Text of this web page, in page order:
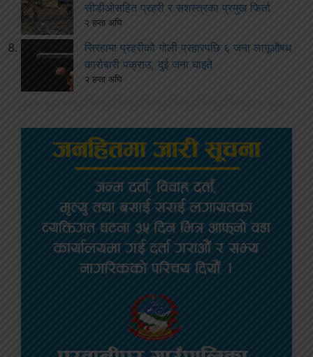
सीडीओसहित प्रहरी र सशस्त्रका प्रमुख फिर्ता
२ हप्ता अघि
सिरहामा प्रहरीको गोली प्रहारपछि ६ जना लागूऔषध
कारोबारी पक्राउ, दुई जना घाइते
२ हप्ता अघि